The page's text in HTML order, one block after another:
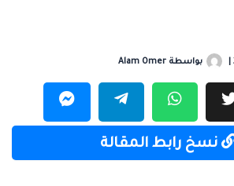
بواسطة Alam Omer
نسخ رابط المقالة